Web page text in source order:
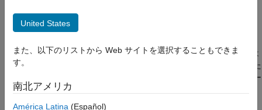
Simulink.data.Dictionary
項目一覧
作成
オブジェクト関数
説明
リを表します。このオブジェクトを使用して、変更を保存または
破棄したり、ベース ワークスペースからデータをインポートした
り、他のデータ ディクショナリを参照として追加するなど、デー
タ ディクショナリに対する操作を実行できます。
United States
また、以下のリストから Web サイトを選択することもできま
す。
南北アメリカ
América Latina (Español)